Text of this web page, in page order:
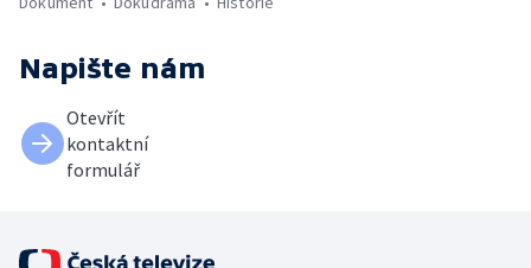
Napište nám
Otevřít
kontaktní
formulář